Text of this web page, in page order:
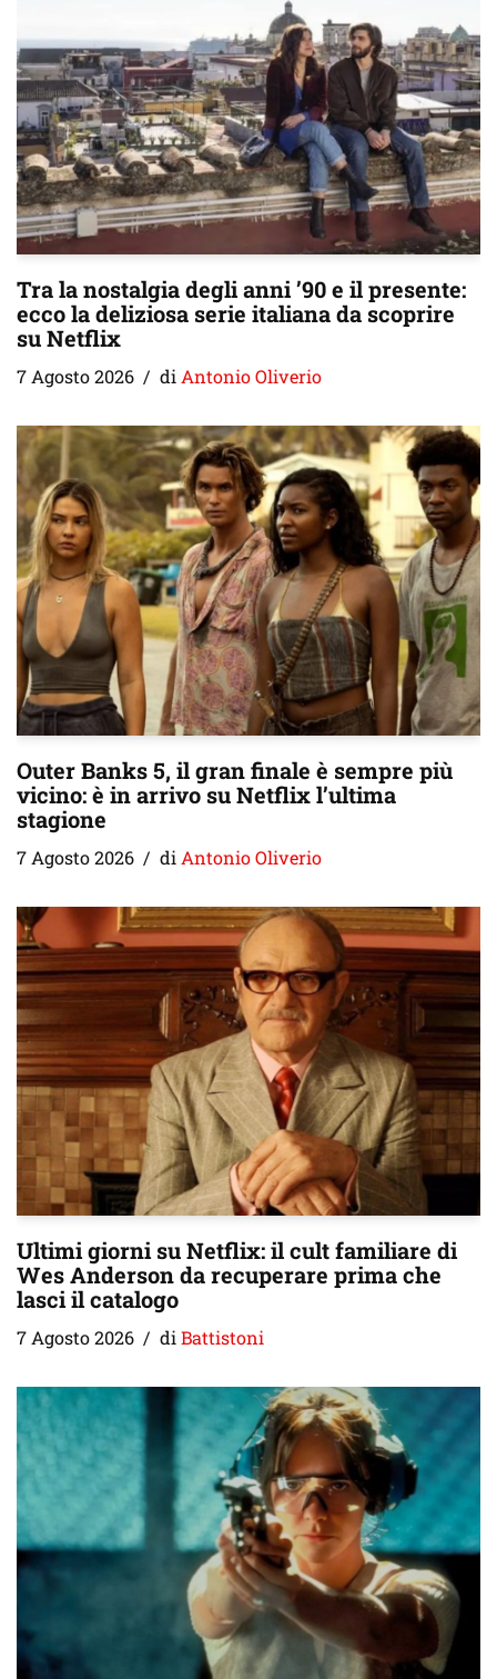
Tra la nostalgia degli anni ’90 e il presente:
ecco la deliziosa serie italiana da scoprire
su Netflix
7 Agosto 2026 di Antonio Oliverio
Outer Banks 5, il gran finale è sempre più
vicino: è in arrivo su Netflix l’ultima
stagione
7 Agosto 2026 di Antonio Oliverio
Ultimi giorni su Netflix: il cult familiare di
Wes Anderson da recuperare prima che
lasci il catalogo
7 Agosto 2026 diBattistoni